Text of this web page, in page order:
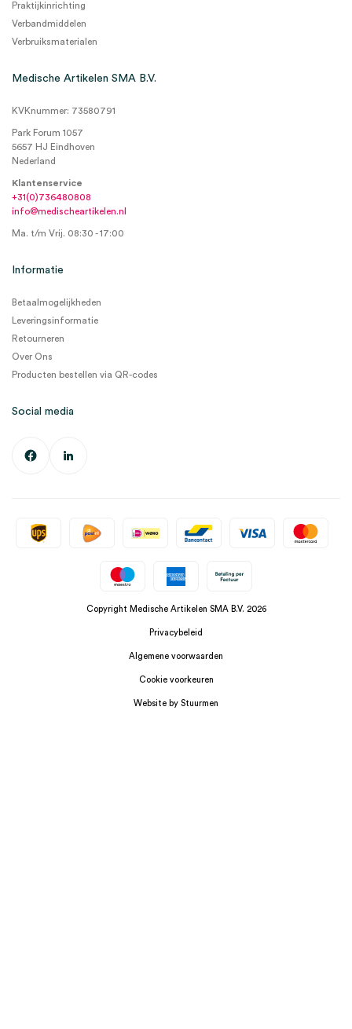
Praktijkinrichting
Verbandmiddelen
Verbruiksmaterialen
Medische Artikelen SMA B.V.
KVKnummer: 73580791
Park Forum 1057
5657 HJ Eindhoven
Nederland
Klantenservice
+31(0)736480808
info@medischeartikelen.nl
Ma. t/m Vrij. 08:30 - 17:00
Informatie
Betaalmogelijkheden
Leveringsinformatie
Retourneren
Over Ons
Producten bestellen via QR-codes
Social media
Copyright Medische Artikelen SMA B.V. 2026
Privacybeleid
Algemene voorwaarden
Cookie voorkeuren
Website by Stuurmen